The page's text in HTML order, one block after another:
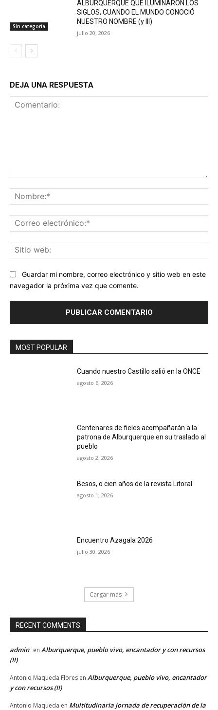
Sin categoría
ALBURQUERQUE QUE ILUMINARON LOS
SIGLOS; CUANDO EL MUNDO CONOCIÓ
NUESTRO NOMBRE (y III)
julio 20, 2026
DEJA UNA RESPUESTA
Guardar mi nombre, correo electrónico y sitio web en este
navegador la próxima vez que comente.
MOST POPULAR
Cuando nuestro Castillo salió en la ONCE
agosto 6, 2026
Centenares de fieles acompañarán a la
patrona de Alburquerque en su traslado al
pueblo
agosto 2, 2026
Besos, o cien años de la revista Litoral
agosto 1, 2026
Encuentro Azagala 2026
julio 30, 2026
Cargar más
RECENT COMMENTS
admin en Alburquerque, pueblo vivo, encantador y con recursos
(II)
Antonio Maqueda Flores en Alburquerque, pueblo vivo, encantador
y con recursos (II)
Antonio Maqueda en Multitudinaria jornada de recuperación de la